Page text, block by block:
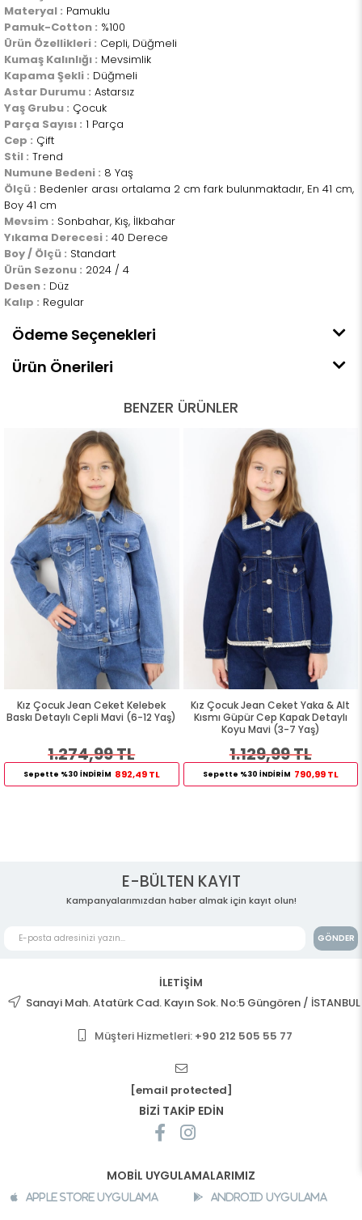
Materyal : Pamuklu
Pamuk-Cotton : %100
Ürün Özellikleri : Cepli, Düğmeli
Kumaş Kalınlığı : Mevsimlik
Kapama Şekli : Düğmeli
Astar Durumu : Astarsız
Yaş Grubu : Çocuk
Parça Sayısı : 1 Parça
Cep : Çift
Stil : Trend
Numune Bedeni : 8 Yaş
Ölçü : Bedenler arası ortalama 2 cm fark bulunmaktadır, En 41 cm,
Boy 41 cm
Mevsim : Sonbahar, Kış, İlkbahar
Yıkama Derecesi : 40 Derece
Boy / Ölçü : Standart
Ürün Sezonu : 2024 / 4
Desen : Düz
Kalıp : Regular
Ödeme Seçenekleri
Ürün Önerileri
BENZER ÜRÜNLER
Kız Çocuk Jean Ceket Kelebek
Baskı Detaylı Cepli Mavi (6-12 Yaş)
1.274,99 TL
Sepette %30 İNDİRİM 892,49 TL
Kız Çocuk Jean Ceket Yaka & Alt
Kısmı Güpür Cep Kapak Detaylı
Koyu Mavi (3-7 Yaş)
1.129,99 TL
Sepette %30 İNDİRİM 790,99 TL
E-BÜLTEN KAYIT
Kampanyalarımızdan haber almak için kayıt olun!
GÖNDER
İLETİŞİM
Sanayi Mah. Atatürk Cad. Kayın Sok. No:5 Güngören / İSTANBUL
Müşteri Hizmetleri: +90 212 505 55 77
[email protected]
BİZİ TAKİP EDİN
MOBİL UYGULAMALARIMIZ
Apple Store Uygulama Android Uygulama